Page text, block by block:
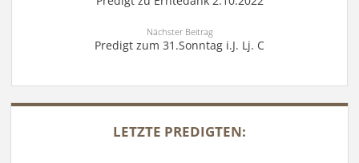
Nächster Beitrag
Predigt zum 31.Sonntag i.J. Lj. C
SIDEBAR
LETZTE PREDIGTEN: